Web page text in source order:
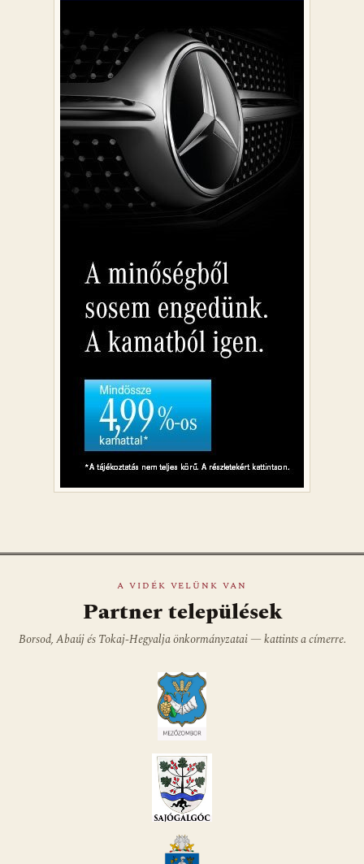
A VIDÉK VELÜNK VAN
Partner települések
Borsod, Abaúj és Tokaj-Hegyalja önkormányzatai — kattints a címerre.